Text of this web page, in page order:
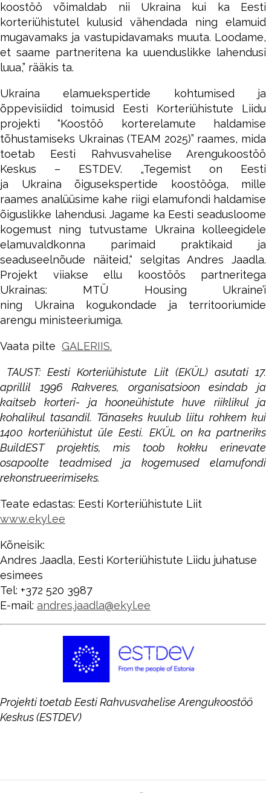
koostöö võimaldab nii Ukraina kui ka Eesti
korteriühistutel kulusid vähendada ning elamuid
mugavamaks ja vastupidavamaks muuta. Loodame,
et saame partneritena ka uuenduslikke lahendusi
luua,” rääkis ta.
Ukraina elamuekspertide kohtumised ja
õppevisiidid toimusid Eesti Korteriühistute Liidu
projekti “Koostöö korterelamute haldamise
tõhustamiseks Ukrainas (TEAM 2025)” raames, mida
toetab Eesti Rahvusvahelise Arengukoostöö
Keskus – ESTDEV. „Tegemist on Eesti
ja Ukraina õigusekspertide koostööga, mille
raames analüüsime kahe riigi elamufondi haldamise
õiguslikke lahendusi. Jagame ka Eesti seadusloome
kogemust ning tutvustame Ukraina kolleegidele
elamuvaldkonna parimaid praktikaid ja
seaduseelnõude näiteid,“ selgitas Andres Jaadla.
Projekt viiakse ellu koostöös partneritega
Ukrainas: MTÜ Housing Ukraine’i
ning Ukraina kogukondade ja territooriumide
arengu ministeeriumiga.
Vaata pilte GALERIIS.
TAUST: Eesti Korteriühistute Liit (EKÜL) asutati 17.
aprillil 1996 Rakveres, organisatsioon esindab ja
kaitseb korteri- ja hooneühistute huve riiklikul ja
kohalikul tasandil. Tänaseks kuulub liitu rohkem kui
1400 korteriühistut üle Eesti. EKÜL on ka partneriks
BuildEST projektis, mis toob kokku erinevate
osapoolte teadmised ja kogemused elamufondi
rekonstrueerimiseks.
Teate edastas: Eesti Korteriühistute Liit
www.ekyl.ee
Kõneisik:
Andres Jaadla, Eesti Korteriühistute Liidu juhatuse
esimees
Tel: +372 520 3987
E-mail: andres.jaadla@ekyl.ee
Projekti toetab Eesti Rahvusvahelise Arengukoostöö
Keskus (ESTDEV)